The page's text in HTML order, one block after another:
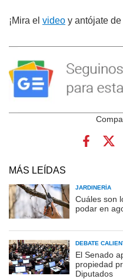
¡Mira el video y antójate
MÁS LEÍDAS
JARDINERÍA
Cuáles son
podar en
DEBATE
El Senado
propiedad
Diputados